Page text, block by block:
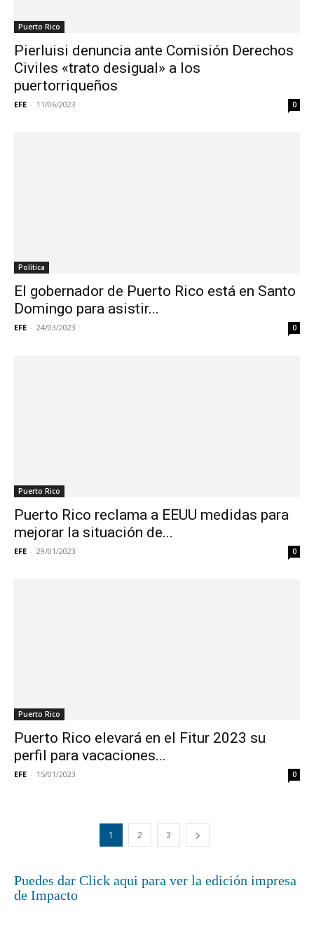
Puerto Rico
Pierluisi denuncia ante Comisión Derechos
Civiles «trato desigual» a los
puertorriqueños
EFE - 11/06/2023 0
Política
El gobernador de Puerto Rico está en Santo
Domingo para asistir...
EFE - 24/03/2023 0
Puerto Rico
Puerto Rico reclama a EEUU medidas para
mejorar la situación de...
EFE - 29/01/2023 0
Puerto Rico
Puerto Rico elevará en el Fitur 2023 su
perfil para vacaciones...
EFE - 15/01/2023 0
1 2 3
Puedes dar Click aqui para ver la edición impresa
de Impacto